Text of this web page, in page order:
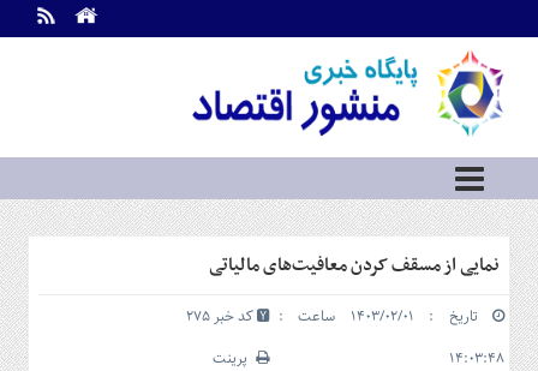
اطلاعات
تماس
ما
درباره
ما
سرویس
ها
بازار
سرمایه
نمایی از مسقف کردن معافیت‌های مالیاتی
تاریخ : ۱۴۰۳/۰۲/۰۱ ساعت :
۱۴:۰۳:۴۸
کد خبر 275
پرینت